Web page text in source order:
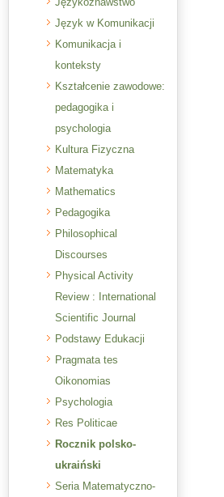
Język w Komunikacji
Komunikacja i
konteksty
Kształcenie zawodowe:
pedagogika i
psychologia
Kultura Fizyczna
Matematyka
Mathematics
Pedagogika
Philosophical
Discourses
Physical Activity
Review : International
Scientific Journal
Podstawy Edukacji
Pragmata tes
Oikonomias
Psychologia
Res Politicae
Rocznik polsko-
ukraiński
Seria Matematyczno-